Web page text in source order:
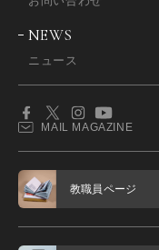
NEWS
ニュース
MAIL MAGAZINE
教職員ページ